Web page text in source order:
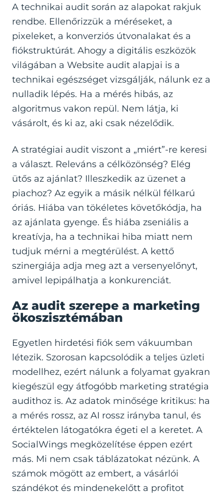
A technikai audit során az alapokat rakjuk
rendbe. Ellenőrizzük a méréseket, a
pixeleket, a konverziós útvonalakat és a
fiókstruktúrát. Ahogy a digitális eszközök
világában a Website audit alapjai is a
technikai egészséget vizsgálják, nálunk ez a
nulladik lépés. Ha a mérés hibás, az
algoritmus vakon repül. Nem látja, ki
vásárolt, és ki az, aki csak nézelődik.
A stratégiai audit viszont a „miért”-re keresi
a választ. Releváns a célközönség? Elég
ütős az ajánlat? Illeszkedik az üzenet a
piachoz? Az egyik a másik nélkül félkarú
óriás. Hiába van tökéletes követőkódja, ha
az ajánlata gyenge. És hiába zseniális a
kreatívja, ha a technikai hiba miatt nem
tudjuk mérni a megtérülést. A kettő
szinergiája adja meg azt a versenyelőnyt,
amivel lepipálhatja a konkurenciát.
Az audit szerepe a marketing
ökoszisztémában
Egyetlen hirdetési fiók sem vákuumban
létezik. Szorosan kapcsolódik a teljes üzleti
modellhez, ezért nálunk a folyamat gyakran
kiegészül egy átfogóbb marketing stratégia
audithoz is. Az adatok minősége kritikus: ha
a mérés rossz, az AI rossz irányba tanul, és
értéktelen látogatókra égeti el a keretet. A
SocialWings megközelítése éppen ezért
más. Mi nem csak táblázatokat nézünk. A
számok mögött az embert, a vásárlói
szándékot és mindenekelőtt a profitot